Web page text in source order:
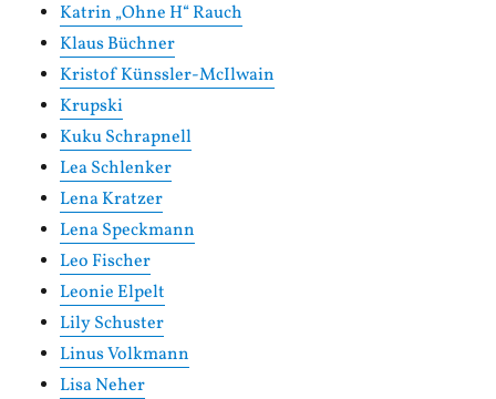
Katrin „Ohne H“ Rauch
Klaus Büchner
Kristof Künssler-McIlwain
Krupski
Kuku Schrapnell
Lea Schlenker
Lena Kratzer
Lena Speckmann
Leo Fischer
Leonie Elpelt
Lily Schuster
Linus Volkmann
Lisa Neher